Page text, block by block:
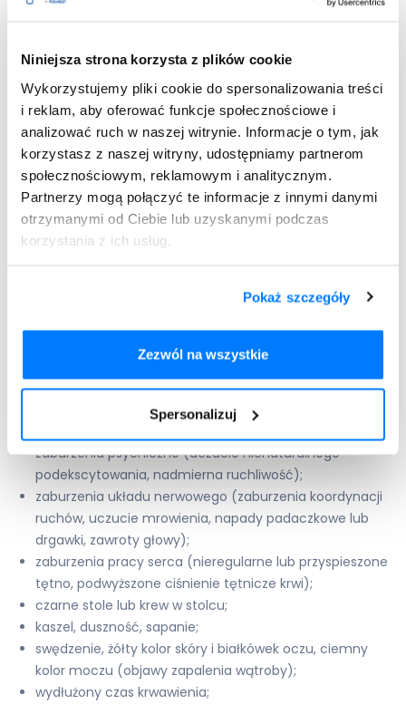
Niniejsza strona korzysta z plików cookie
Wykorzystujemy pliki cookie do spersonalizowania treści
i reklam, aby oferować funkcje społecznościowe i
analizować ruch w naszej witrynie. Informacje o tym, jak
korzystasz z naszej witryny, udostępniamy partnerom
społecznościowym, reklamowym i analitycznym.
Partnerzy mogą połączyć te informacje z innymi danymi
otrzymanymi od Ciebie lub uzyskanymi podczas
korzystania z ich usług.
Pokaż szczegóły
Zezwól na wszystkie
Spersonalizuj
sztywność mięśni);
zawroty głowy
klatce piersiowej, nieregularne bicie serca, omdlenie.
Kontaktu z lekarzem wymagają też takie objawy
niepożądane leczenia wenlafaksyną jak:
Wystawiamy recepty nierefundowane – 100 % płatne.
Maksymalnie 4 leki na jednej recepcie.
Dodaj do
zaburzenia wzroku (rozszerzone źrenice, niewyraźne
zaburzenia psychiczne (uczucie nienaturalnego
podekscytowania, nadmierna ruchliwość);
zaburzenia układu nerwowego (zaburzenia koordynacji
ruchów, uczucie mrowienia, napady padaczkowe lub
drgawki, zawroty głowy);
zaburzenia pracy serca (nieregularne lub przyspieszone
tętno, podwyższone ciśnienie tętnicze krwi);
czarne stole lub krew w stolcu;
kaszel, duszność, sapanie;
swędzenie, żółty kolor skóry i białkówek oczu, ciemny
kolor moczu (objawy zapalenia wątroby);
wydłużony czas krwawienia;